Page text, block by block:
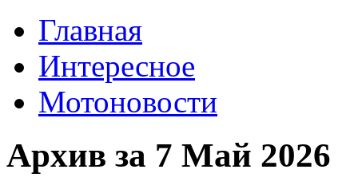
Главная
Интересное
Мотоновости
Архив за 7 Май 2026